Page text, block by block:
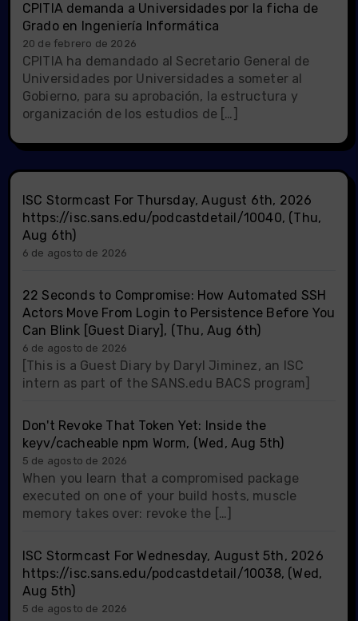
CPITIA demanda a Universidades por la ficha de
Grado en Ingeniería Informática
20 de febrero de 2026
CPITIA ha demandado al Secretario General de
Universidades por Universidades a someter al
Gobierno, para su aprobación, la estructura y
organización de los estudios de […]
ISC Stormcast For Thursday, August 6th, 2026
https://isc.sans.edu/podcastdetail/10040, (Thu,
Aug 6th)
6 de agosto de 2026
22 Seconds to Compromise: How Automated SSH
Actors Move From Login to Persistence Before You
Can Blink [Guest Diary], (Thu, Aug 6th)
6 de agosto de 2026
[This is a Guest Diary by Daryl Jiminez, an ISC
intern as part of the SANS.edu BACS program]
Don't Revoke That Token Yet: Inside the
keyv/cacheable npm Worm, (Wed, Aug 5th)
5 de agosto de 2026
When you learn that a compromised package
executed on one of your build hosts, muscle
memory takes over: revoke the […]
ISC Stormcast For Wednesday, August 5th, 2026
https://isc.sans.edu/podcastdetail/10038, (Wed,
Aug 5th)
5 de agosto de 2026